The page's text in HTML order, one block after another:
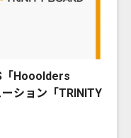
「Hooolders
ション「TRINITY